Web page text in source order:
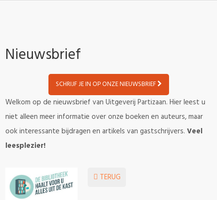
Nieuwsbrief
SCHRIJF JE IN OP ONZE NIEUWSBRIEF
Welkom op de nieuwsbrief van Uitgeverij Partizaan. Hier leest u
niet alleen meer informatie over onze boeken en auteurs, maar
ook interessante bijdragen en artikels van gastschrijvers.Veel
leesplezier!
TERUG